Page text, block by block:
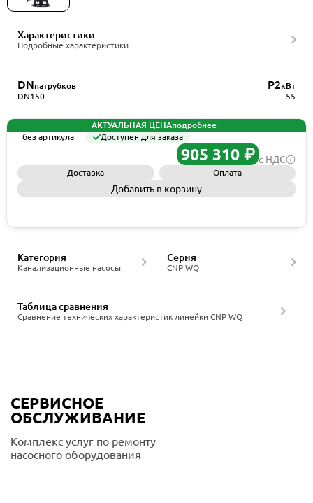
Характеристики
Подробные характеристики
DNпатрубков
DN150
P2кВт
55
АКТУАЛЬНАЯ ЦЕНАподробнее
без артикула
Доступен для заказа
905 310 ₽ с НДС
Доставка Оплата
Добавить в корзину
Канализационные насосы
Категория
CNP WQ
Серия
Сравнение технических характеристик линейки CNP WQ
Таблица сравнения
СЕРВИСНОЕ
ОБСЛУЖИВАНИЕ
Комплекс услуг по ремонту
насосного оборудования